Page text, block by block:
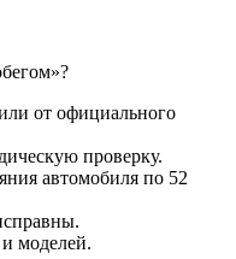
от официального
проверку.
автомобиля по 52
моделей.